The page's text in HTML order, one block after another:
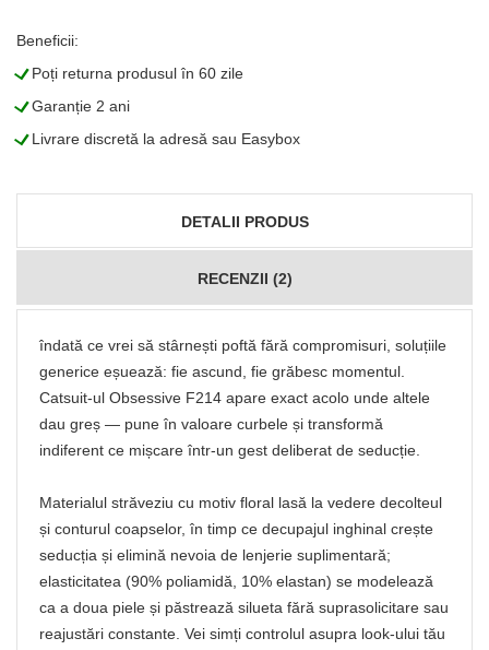
Beneficii:
LPoți returna produsul în 60 zile
LGaranție 2 ani
LLivrare discretă la adresă sau Easybox
DETALII PRODUS
RECENZII (2)
îndată ce vrei să stârnești poftă fără compromisuri, soluțiile
generice eșuează: fie ascund, fie grăbesc momentul.
Catsuit-ul Obsessive F214 apare exact acolo unde altele
dau greș — pune în valoare curbele și transformă
indiferent ce mișcare într-un gest deliberat de seducție.
Materialul străveziu cu motiv floral lasă la vedere decolteul
și conturul coapselor, în timp ce decupajul inghinal crește
seducția și elimină nevoia de lenjerie suplimentară;
elasticitatea (90% poliamidă, 10% elastan) se modelează
ca a doua piele și păstrează silueta fără suprasolicitare sau
reajustări constante. Vei simți controlul asupra look-ului tău